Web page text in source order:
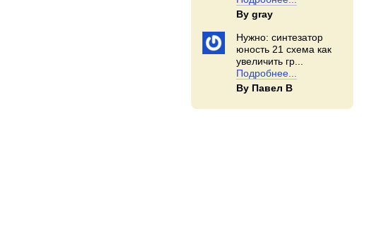
By gray
Нужно: синтезатор
юность 21 схема как
увеличить гр...
Подробнее...
By Павел В